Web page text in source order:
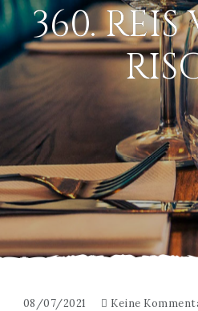
360. REIS
08/07/2021 Keine